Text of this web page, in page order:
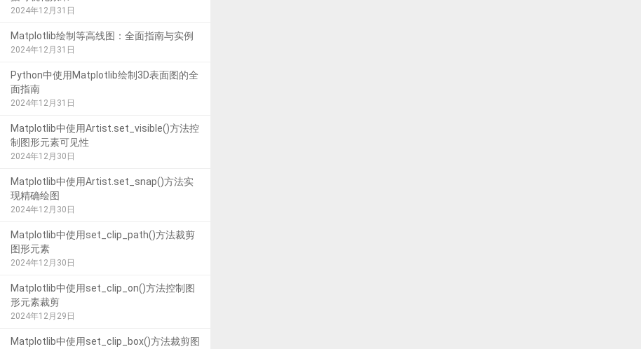
2024年12月31日
Matplotlib绘制等高线图：全面指南与实例
2024年12月31日
Python中使用Matplotlib绘制3D表面图的全
面指南
2024年12月31日
Matplotlib中使用Artist.set_visible()方法控
制图形元素可见性
2024年12月30日
Matplotlib中使用Artist.set_snap()方法实
现精确绘图
2024年12月30日
Matplotlib中使用set_clip_path()方法裁剪
图形元素
2024年12月30日
Matplotlib中使用set_clip_on()方法控制图
形元素裁剪
2024年12月29日
Matplotlib中使用set_clip_box()方法裁剪图